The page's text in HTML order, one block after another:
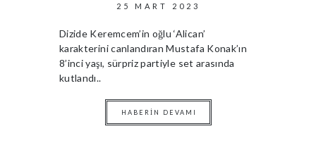
25 MART 2023
Dizide Keremcem’in oğlu ‘Alican’
karakterini canlandıran Mustafa Konak’ın
8’inci yaşı, sürpriz partiyle set arasında
kutlandı..
HABERIN DEVAMI